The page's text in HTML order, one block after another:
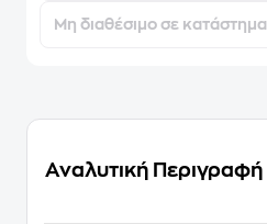
Μη διαθέσιμο σε κατάστημα
Αναλυτική Περιγραφή